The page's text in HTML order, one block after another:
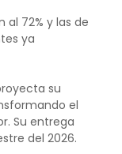
al 72% y las de
ya
su
el
Su entrega
del 2026.